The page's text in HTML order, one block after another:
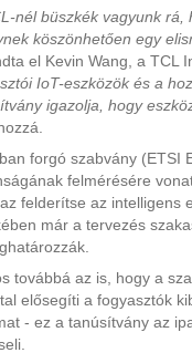
nél büszkék vagyunk
köszönhetően egy
el Kevin Wang, a TCL
IoT-eszközök és a
igazolja, hogy
forgó szabvány (ETSI
felmérésére
felderítse az intelligens
már a tervezés
továbbá az is, hogy a
elősegíti a fogyasztók
- ez a tanúsítvány az